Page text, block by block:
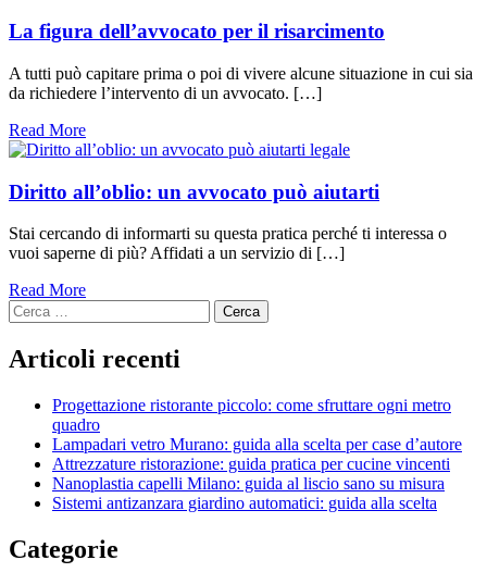
La figura dell’avvocato per il risarcimento
A tutti può capitare prima o poi di vivere alcune situazione in cui sia
da richiedere l’intervento di un avvocato. […]
Read More
legale
Diritto all’oblio: un avvocato può aiutarti
Stai cercando di informarti su questa pratica perché ti interessa o
vuoi saperne di più? Affidati a un servizio di […]
Read More
Ricerca
per:
Articoli recenti
Progettazione ristorante piccolo: come sfruttare ogni metro
quadro
Lampadari vetro Murano: guida alla scelta per case d’autore
Attrezzature ristorazione: guida pratica per cucine vincenti
Nanoplastia capelli Milano: guida al liscio sano su misura
Sistemi antizanzara giardino automatici: guida alla scelta
Categorie